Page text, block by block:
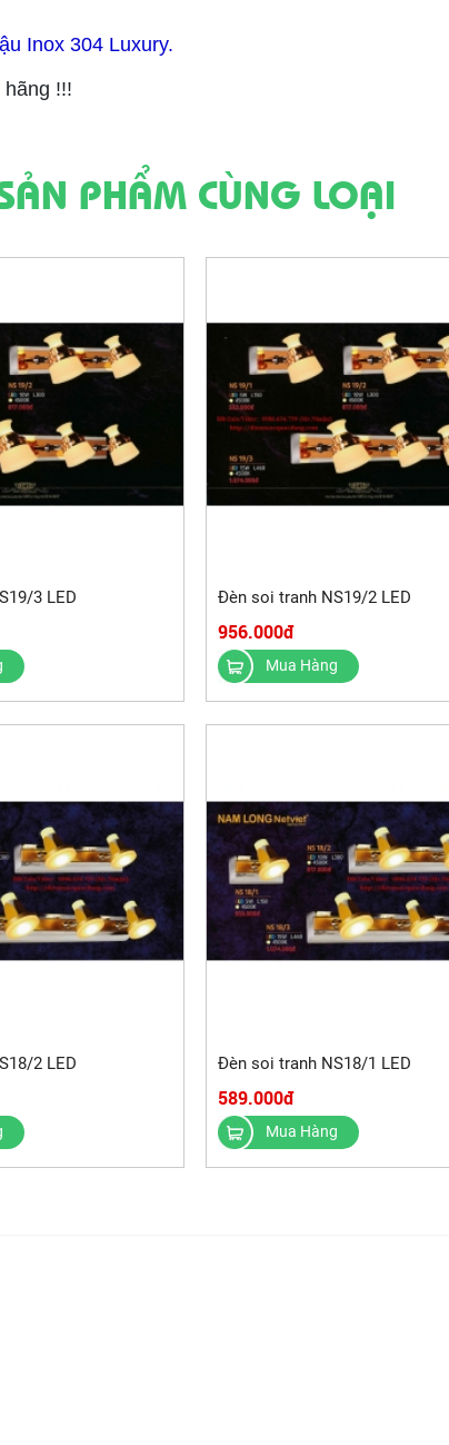
Inox 304 Luxury.
!!!
PHẨM CÙNG LOẠI
3 LED Đèn soi tranh NS19/2 LED
956.000đ
Mua Hàng
2 LED Đèn soi tranh NS18/1 LED
589.000đ
Mua Hàng